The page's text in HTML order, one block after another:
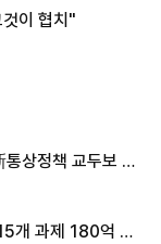
이 협치"
상정책 교두보 활
개 과제 180억 지